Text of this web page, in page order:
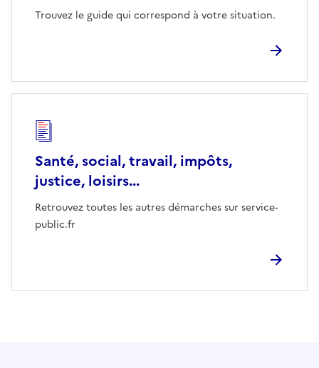
Trouvez le guide qui correspond à votre situation.
Santé, social, travail, impôts,
justice, loisirs...
Retrouvez toutes les autres démarches sur service-
public.fr